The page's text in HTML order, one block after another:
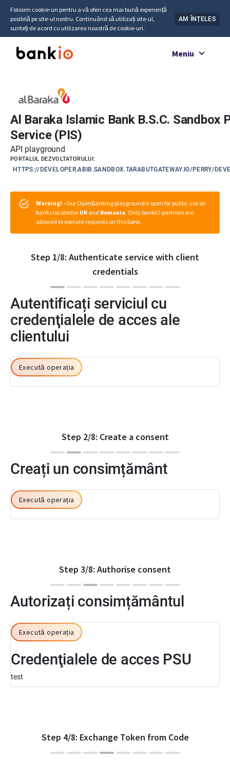
Folosim cookie-uri pentru a vă oferi cea mai bună experiență
posibilă pe site-ul nostru. Continuând să utilizați site-ul,
sunteți de acord cu utilizarea noastră de cookie-uri.
AM ÎNȚELES
Meniu
Al Baraka Islamic Bank B.S.C. Sandbox
Service (PIS)
API playground
PORTALUL DEZVOLTATORULUI:
HTTPS://DEVELOPER.ABIB.SANDBOX.TARABUTGATEWAY.IO/PERRY/
Warning! - Our OpenBanking playground is open for public use on
banks located in UKand Romania. Only bankIO partners are
allowed to execute requests on this bank.
Step 1/8: Authenticate service with client
credentials
Autentificați serviciul cu
credenţialele de acces ale
clientului
Execută operația
Step 2/8: Create a consent
Creați un consimțământ
Execută operația
Step 3/8: Authorise consent
Autorizați consimțământul
Execută operația
Credenţialele de acces PSU
test
Step 4/8: Exchange Token from Code